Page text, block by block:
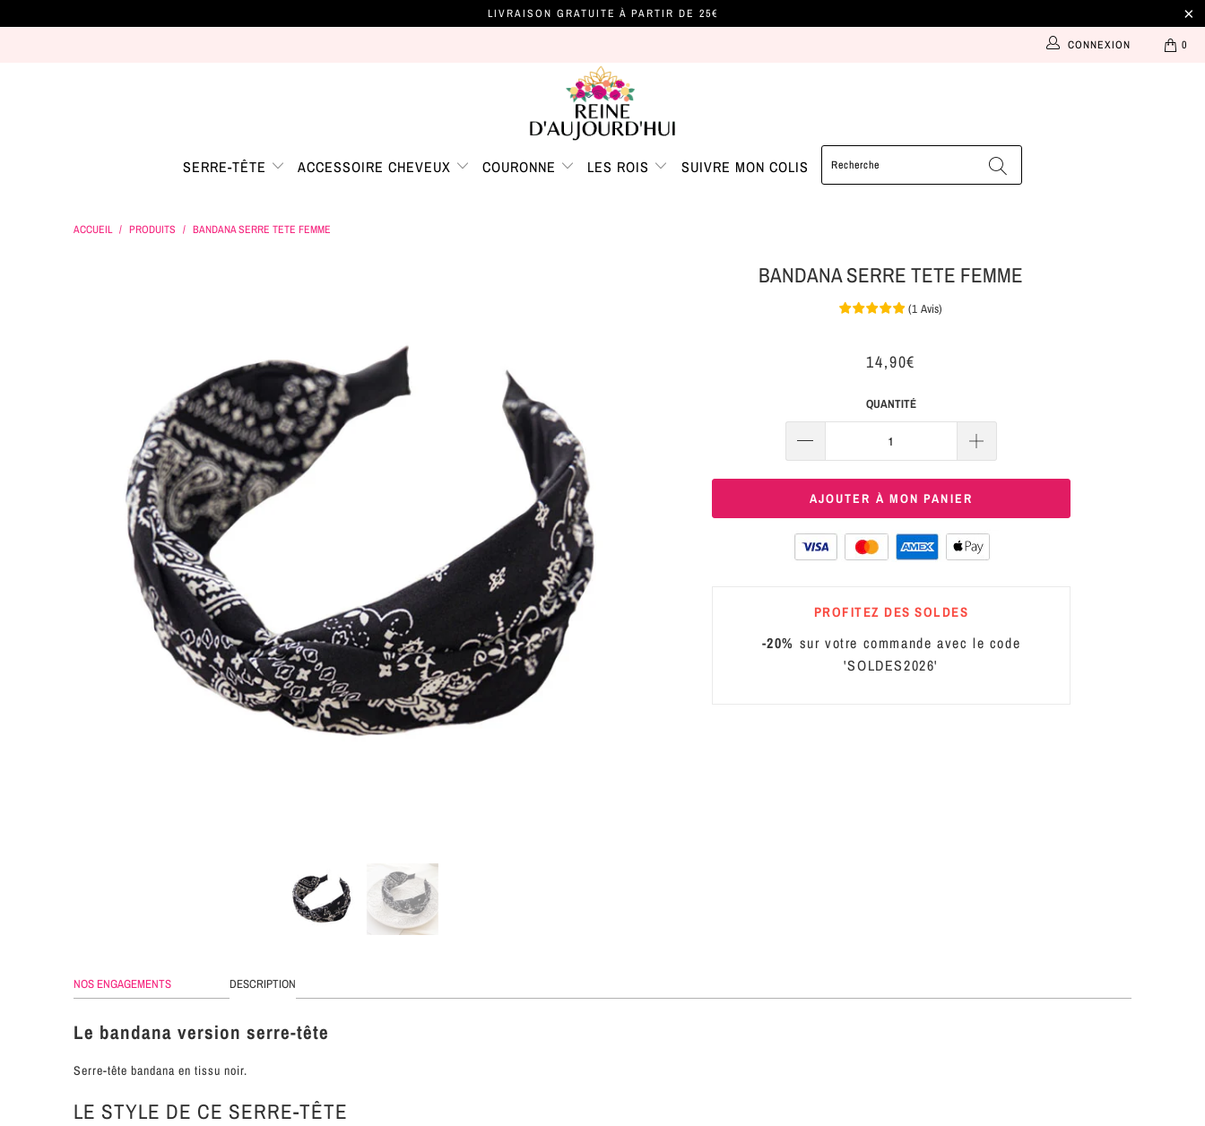
LIVRAISON GRATUITE À PARTIR DE 25€
0
CONNEXION
SERRE-TÊTE ACCESSOIRE CHEVEUX COURONNE LES ROIS SUIVRE MON COLIS
ACCUEIL / PRODUITS / BANDANA SERRE TETE FEMME
BANDANA SERRE TETE FEMME
(1 Avis)
14,90€
QUANTITÉ
AJOUTER À MON PANIER
PROFITEZ DES SOLDES
-20% sur votre commande avec le code
'SOLDES2026'
NOS ENGAGEMENTS DESCRIPTION
Le bandana version serre-tête
Serre-tête bandana en tissu noir.
LE STYLE DE CE SERRE-TÊTE